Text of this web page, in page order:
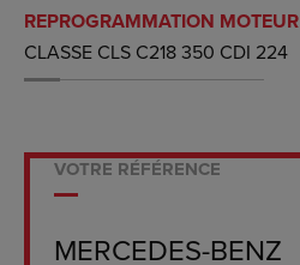
REPROGRAMMATION MOTEUR
CLASSE CLS C218 350 CDI 224
VOTRE RÉFÉRENCE
MERCEDES-BENZ